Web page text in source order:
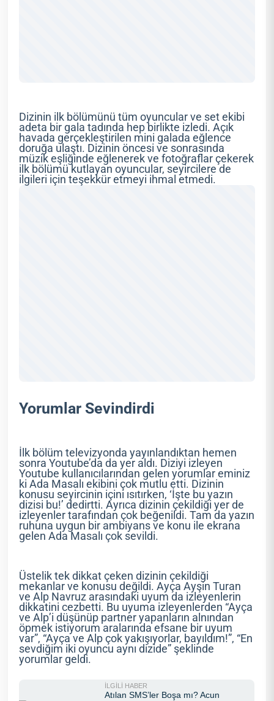
Dizinin ilk bölümünü tüm oyuncular ve set ekibi
adeta bir gala tadında hep birlikte izledi. Açık
havada gerçekleştirilen mini galada eğlence
doruğa ulaştı. Dizinin öncesi ve sonrasında
müzik eşliğinde eğlenerek ve fotoğraflar çekerek
ilk bölümü kutlayan oyuncular, seyircilere de
ilgileri için teşekkür etmeyi ihmal etmedi.
Yorumlar Sevindirdi
İlk bölüm televizyonda yayınlandıktan hemen
sonra Youtube’da da yer aldı. Diziyi izleyen
Youtube kullanıcılarından gelen yorumlar eminiz
ki Ada Masalı ekibini çok mutlu etti. Dizinin
konusu seyircinin içini ısıtırken, ‘İşte bu yazın
dizisi bu!’ dedirtti. Ayrıca dizinin çekildiği yer de
izleyenler tarafından çok beğenildi. Tam da yazın
ruhuna uygun bir ambiyans ve konu ile ekrana
gelen Ada Masalı çok sevildi.
Üstelik tek dikkat çeken dizinin çekildiği
mekanlar ve konusu değildi. Ayça Ayşin Turan
ve Alp Navruz arasındaki uyum da izleyenlerin
dikkatini cezbetti. Bu uyuma izleyenlerden “Ayça
ve Alp’i düşünüp partner yapanların alnından
öpmek istiyorum aralarında efsane bir uyum
var”, “Ayça ve Alp çok yakışıyorlar, bayıldım!”, “En
sevdiğim iki oyuncu aynı dizide” şeklinde
yorumlar geldi.